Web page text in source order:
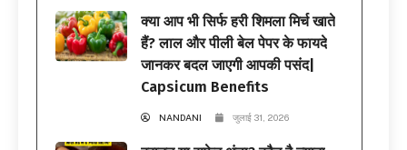
क्या आप भी सिर्फ हरी शिमला मिर्च खाते
हैं? लाल और पीली बेल पेपर के फायदे
जानकर बदल जाएगी आपकी पसंद|
Capsicum Benefits
NANDANI जुलाई 31, 2026